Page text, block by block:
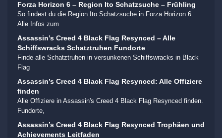
Forza Horizon 6 – Region Ito Schatzsuche – Frühling
So findest du die Region Ito Schatzsuche in Forza Horizon 6.
Alle Infos zum
Assassin’s Creed 4 Black Flag Resynced – Alle
Schiffswracks Schatztruhen Fundorte
Finde alle Schatztruhen in versunkenen Schiffswracks in Black
Flag
Assassin’s Creed 4 Black Flag Resynced: Alle Offiziere
finden
Alle Offiziere in Assassin's Creed 4 Black Flag Resynced finden.
Fundorte,
Assassin’s Creed 4 Black Flag Resynced Trophäen und
Achievements Leitfaden